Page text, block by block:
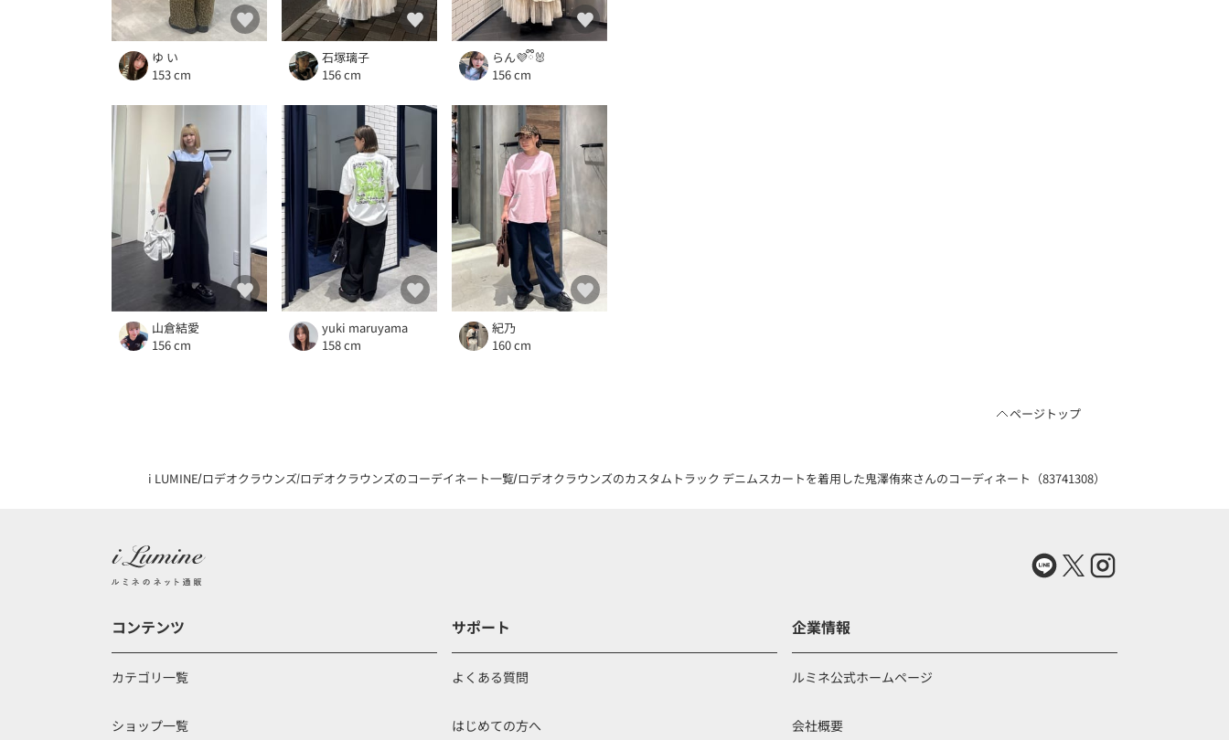
ゆ い
153 cm
石塚璃子
156 cm
らん💜ྀི🐰
156 cm
山倉結愛
156 cm
yuki maruyama
158 cm
紀乃
160 cm
ページトップ
i LUMINE ロデオクラウンズ ロデオクラウンズのコーデイネート一覧ロデオクラウンズのカスタムトラック デニムスカートを着用した鬼澤侑來さんのコーディネート（83741308）
コンテンツ
カテゴリ一覧
ショップ一覧
サポート
よくある質問
はじめての方へ
企業情報
ルミネ公式ホームページ
会社概要